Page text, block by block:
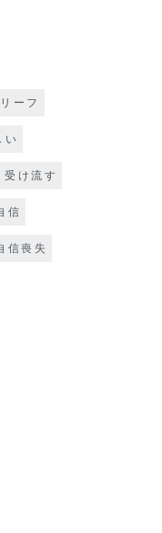
ーフ
い
受け流す
信
信喪失